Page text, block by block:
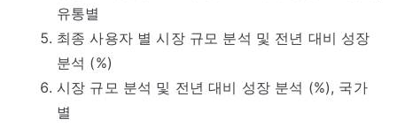
유통별
최종 사용자 별 시장 규모 분석 및 전년 대비 성장
분석 (%)
시장 규모 분석 및 전년 대비 성장 분석 (%), 국가
별